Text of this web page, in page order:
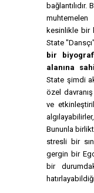
kesinlikle bir
State
bir
alanına
State şimdi
özel
ve
Bununla
stresli bir
gergin bir
bir